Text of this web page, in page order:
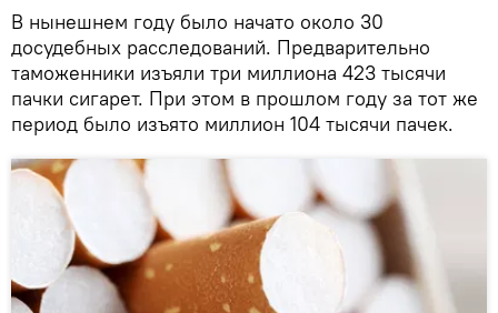
В нынешнем году было начато около 30
досудебных расследований. Предварительно
таможенники изъяли три миллиона 423 тысячи
пачки сигарет. При этом в прошлом году за тот же
период было изъято миллион 104 тысячи пачек.